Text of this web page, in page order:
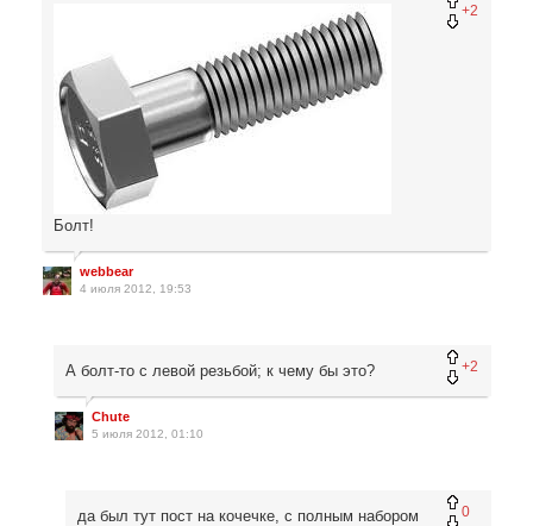
+2
Болт!
webbear
4 июля 2012, 19:53
+2
А болт-то с левой резьбой; к чему бы это?
Chute
5 июля 2012, 01:10
0
да был тут пост на кочечке, с полным набором